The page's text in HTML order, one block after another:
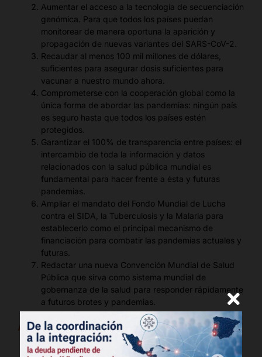
Aumentar el acceso a la tecnología de secuenciación
genómica. Para que todos los países puedan
monitorear de manera oportuna la aparición y
propagación de nuevas variantes del SARS-CoV-2.
Recaudar al menos 100 mil millones de dólares,
suficientes para asegurar dosis suficientes para
vacunar a nuestro mundo ahora.
Comprometerse con la cooperación global como la
única forma de abordar las pandemias: ningún país
es seguro hasta que todos los países estén
protegidos.
Garantizar el 100% de transparencia entre países: el
intercambio de toda la información y datos
relacionados con la salud pública mundial es
fundamental para hacer frente a ésta y futuras
pandemias.
Ampliar el mandato del Fondo Mundial de Lucha
contra el SIDA, la Tuberculosis y la Malaria para
establecerlo como el principal mecanismo de
financiación para combatir las pandemias actuales y
futuras.
Redactar una nueva Convención Mundial de Salud
Pública que sirva como sistema mundial de
gobernanza de la salud para responder rápidamente
a futuros brotes y pandemias.
AHF Public Health Institute